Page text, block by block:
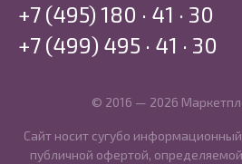
+7 (495) 180 · 41 · 30
+7 (499) 495 · 41 · 30
© 2016 — 2026
Сайт носит сугубо
публичной офертой,